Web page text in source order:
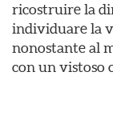
ricostruire la
individuare la
nonostante al
con un vistoso